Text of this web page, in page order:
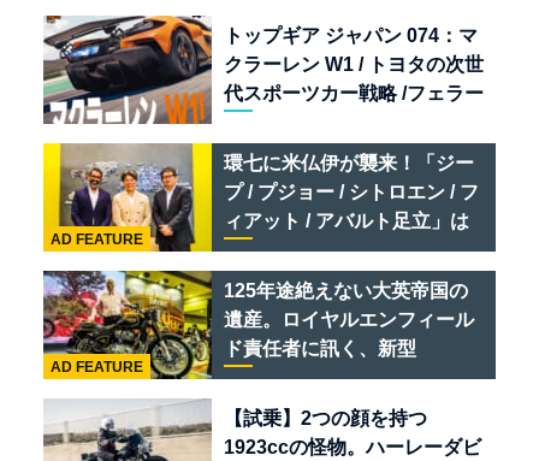
トップギア ジャパン 074：マ
クラーレン W1 / トヨタの次世
代スポーツカー戦略 /フェラー
リオ /ベントレー スーパース
ポーツ
環七に米仏伊が襲来！「ジー
プ / プジョー / シトロエン / フ
ィアット / アバルト足立」は
クルマのセレクトショップで
ある
AD FEATURE
125年途絶えない大英帝国の
遺産。ロイヤルエンフィール
ド責任者に訊く、新型
「BULLET 650」と“時間の
質”を愛する理由
AD FEATURE
【試乗】2つの顔を持つ
1923ccの怪物。ハーレーダビ